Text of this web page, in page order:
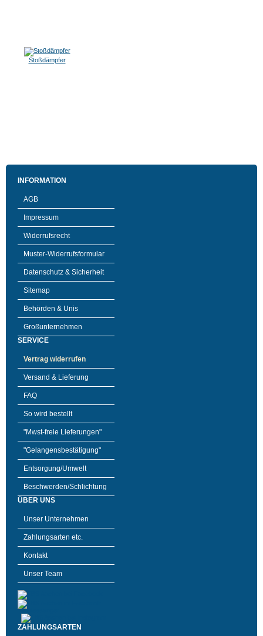
Stoßdämpfer
INFORMATION
AGB
Impressum
Widerrufsrecht
Muster-Widerrufsformular
Datenschutz & Sicherheit
Sitemap
Behörden & Unis
Großunternehmen
SERVICE
Vertrag widerrufen
Versand & Lieferung
FAQ
So wird bestellt
"Mwst-freie Lieferungen"
"Gelangensbestätigung"
Entsorgung/Umwelt
Beschwerden/Schlichtung
ÜBER UNS
Unser Unternehmen
Zahlungsarten etc.
Kontakt
Unser Team
ZAHLUNGSARTEN